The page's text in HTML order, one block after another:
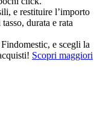
e restituire l’importo
durata e rata
e scegli la
Scopri maggiori